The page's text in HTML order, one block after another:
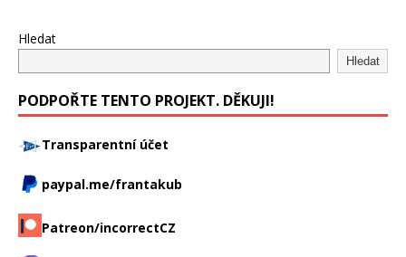
Hledat
Hledat
PODPOŘTE TENTO PROJEKT. DĚKUJI!
Transparentní účet
paypal.me/frantakub
Patreon/incorrectCZ